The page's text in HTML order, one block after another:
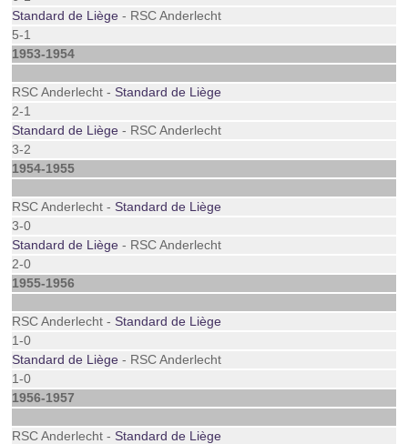
Standard de Liège - RSC Anderlecht
5-1
1953-1954
RSC Anderlecht -Standard de Liège
2-1
Standard de Liège - RSC Anderlecht
3-2
1954-1955
RSC Anderlecht -Standard de Liège
3-0
Standard de Liège - RSC Anderlecht
2-0
1955-1956
RSC Anderlecht -Standard de Liège
1-0
Standard de Liège - RSC Anderlecht
1-0
1956-1957
RSC Anderlecht -Standard de Liège